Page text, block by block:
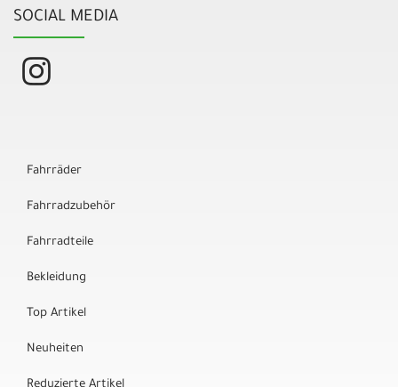
SOCIAL MEDIA
Fahrräder
Fahrradzubehör
Fahrradteile
Bekleidung
Top Artikel
Neuheiten